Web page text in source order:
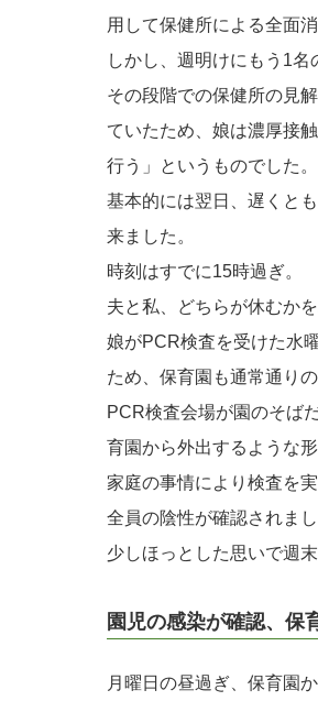
用して保健所による全面
しかし、週明けにもう1名
その段階での保健所の見
ていたため、娘は濃厚接
行う」というものでした。
基本的には翌日、遅くと
来ました。
時刻はすでに15時過ぎ。
夫と私、どちらが休むか
娘がPCR検査を受けた水
ため、保育園も通常通り
PCR検査会場が園のそば
育園から外出するような
家庭の事情により検査を
全員の陰性が確認されまし
少しほっとした思いで週
園児の感染が確認、保
月曜日の昼過ぎ、保育園